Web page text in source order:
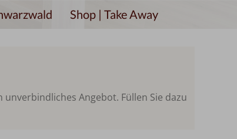
Shop | Take Away
Angebot. Füllen Sie dazu